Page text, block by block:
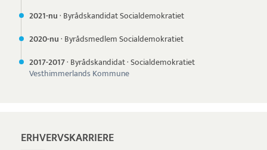
2021-nu· Byrådskandidat Socialdemokratiet
2020-nu· Byrådsmedlem Socialdemokratiet
2017-2017· Byrådskandidat·Socialdemokratiet
Vesthimmerlands Kommune
ERHVERVSKARRIERE